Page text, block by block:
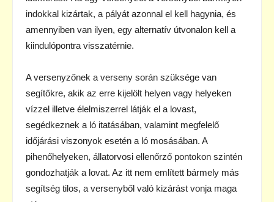
indokkal kizártak, a pályát azonnal el kell hagynia, és
amennyiben van ilyen, egy alternatív útvonalon kell a
kiindulópontra visszatérnie.
A versenyzőnek a verseny során szüksége van
segítőkre, akik az erre kijelölt helyen vagy helyeken
vízzel illetve élelmiszerrel látják el a lovast,
segédkeznek a ló itatásában, valamint megfelelő
időjárási viszonyok esetén a ló mosásában. A
pihenőhelyeken, állatorvosi ellenőrző pontokon szintén
gondozhatják a lovat. Az itt nem említett bármely más
segítség tilos, a versenyből való kizárást vonja maga